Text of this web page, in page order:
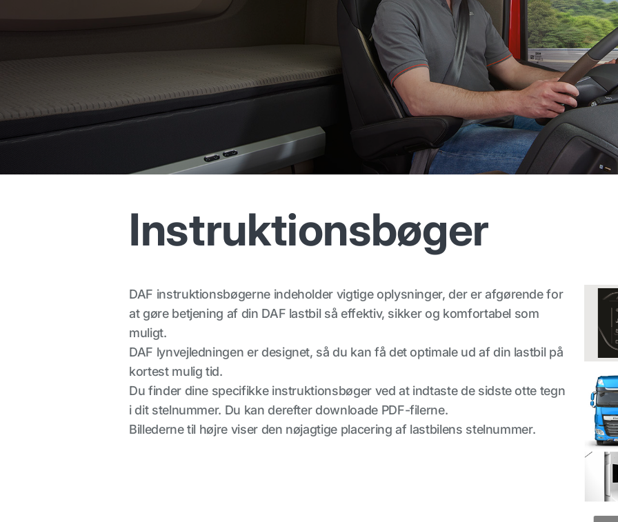
Instruktionsbøger
DAF instruktionsbøgerne indeholder vigtige oplysninger, der er afgørende for
at gøre betjening af din DAF lastbil så effektiv, sikker og komfortabel som
muligt.
DAF lynvejledningen er designet, så du kan få det optimale ud af din lastbil på
kortest mulig tid.
Du finder dine specifikke instruktionsbøger ved at indtaste de sidste otte tegn
i dit stelnummer. Du kan derefter downloade PDF-filerne.
Billederne til højre viser den nøjagtige placering af lastbilens stelnummer.